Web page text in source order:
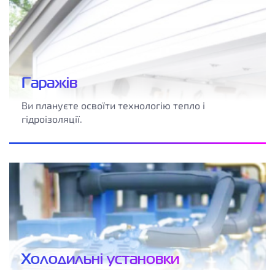
Гаражів
Ви плануєте освоїти технологію тепло і
гідроізоляції.
Холодильні установки